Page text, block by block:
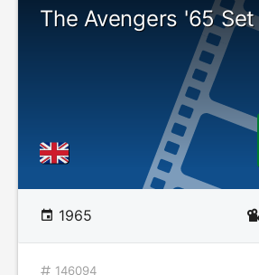
The Avengers '65
1965
146094